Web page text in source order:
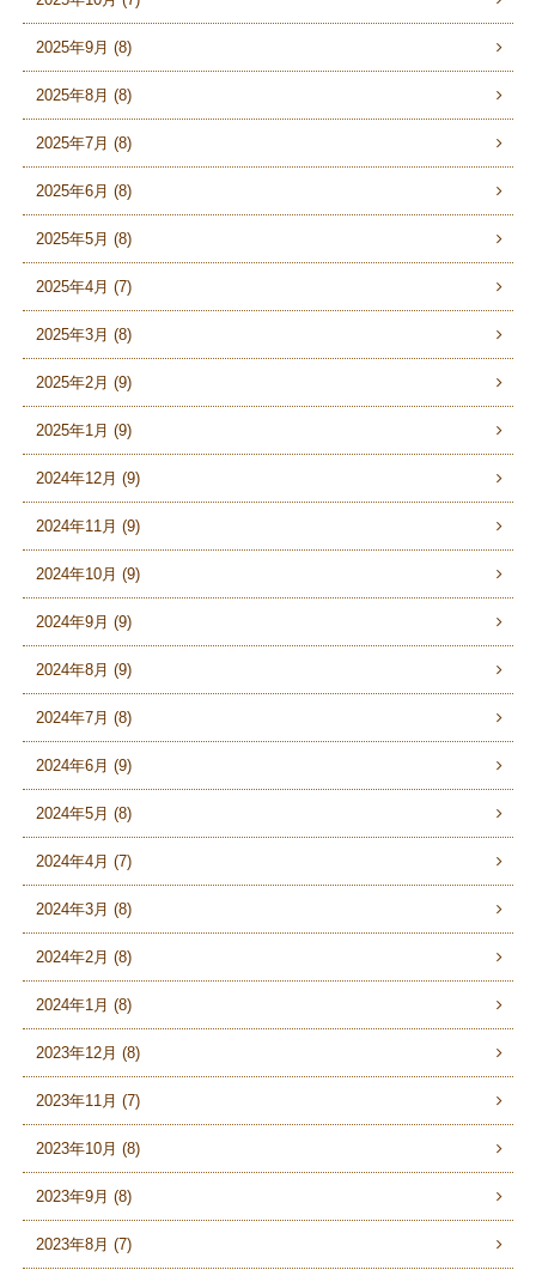
2025年9月 (8)
2025年8月 (8)
2025年7月 (8)
2025年6月 (8)
2025年5月 (8)
2025年4月 (7)
2025年3月 (8)
2025年2月 (9)
2025年1月 (9)
2024年12月 (9)
2024年11月 (9)
2024年10月 (9)
2024年9月 (9)
2024年8月 (9)
2024年7月 (8)
2024年6月 (9)
2024年5月 (8)
2024年4月 (7)
2024年3月 (8)
2024年2月 (8)
2024年1月 (8)
2023年12月 (8)
2023年11月 (7)
2023年10月 (8)
2023年9月 (8)
2023年8月 (7)